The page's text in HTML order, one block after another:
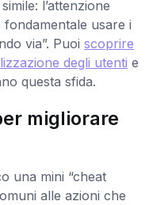
l’attenzione
usare i
via”. Puoi scoprire
degli utenti e
questa sfida.
migliorare
una mini “cheat
alle azioni che